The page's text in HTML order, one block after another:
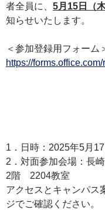
者全員に、 5月15 日（木
知らせいたします。
＜参加登録用フォーム
https://
1．日時：2025年5月
2．対面参加会場：
2階 2204教室
アクセスとキャンパス
ジでご確認ください。